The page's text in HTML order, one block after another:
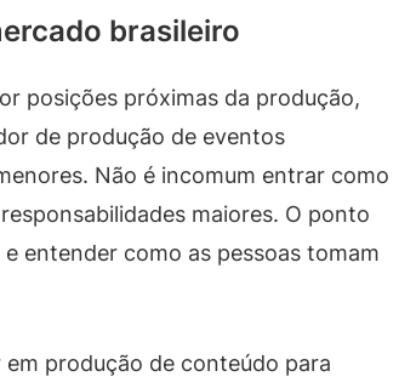
brasileiro
posições próximas da produção,
de produção de eventos
Não é incomum entrar como
maiores. O ponto
entender como as pessoas tomam
produção de conteúdo para